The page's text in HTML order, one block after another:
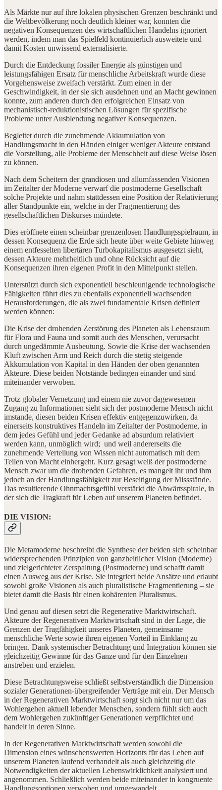
Als Märkte nur auf ihre lokalen physischen Grenzen beschränkt und
die Weltbevölkerung noch deutlich kleiner war, konnten die
negativen Konsequenzen des wirtschaftlichen Handelns ignoriert
werden, indem man das Spielfeld kontinuierlich ausweitete und
damit Kosten unwissend externalisierte.
Durch die Entdeckung fossiler Energie als günstigen und
leistungsfähigen Ersatz für menschliche Arbeitskraft wurde diese
Vorgehensweise zweifach verstärkt. Zum einen in der
Geschwindigkeit, in der sie sich ausdehnen und an Macht gewinnen
konnte, zum anderen durch den erfolgreichen Einsatz von
mechanistisch-reduktionistischen Lösungen für spezifische
Probleme unter Ausblendung negativer Konsequenzen.
Begleitet durch die zunehmende Akkumulation von
Handlungsmacht in den Händen einiger weniger Akteure entstand
die Vorstellung, alle Probleme der Menschheit auf diese Weise lösen
zu können.
Nach dem Scheitern der grandiosen und allumfassenden Visionen
im Zeitalter der Moderne verwarf die postmoderne Gesellschaft
solche Projekte und nahm stattdessen eine Position der Relativierung
aller Standpunkte ein, welche in der Fragmentierung des
gesellschaftlichen Diskurses mündete.
Dies eröffnete einen scheinbar grenzenlosen Handlungsspielraum, in
dessen Konsequenz die Erde sich heute über weite Gebiete hinweg
einem entfesselten libertären Turbokapitalismus ausgesetzt sieht,
dessen Akteure mehrheitlich und ohne Rücksicht auf die
Konsequenzen ihren eigenen Profit in den Mittelpunkt stellen.
Unterstützt durch sich exponentiell beschleunigende technologische
Fähigkeiten führt dies zu ebenfalls exponentiell wachsenden
Herausforderungen, die als zwei fundamentale Krisen definiert
werden können:
Die Krise der drohenden Zerstörung des Planeten als Lebensraum
für Flora und Fauna und somit auch des Menschen, verursacht
durch ungedämmte Ausbeutung. Sowie die Krise der wachsenden
Kluft zwischen Arm und Reich durch die stetig steigende
Akkumulation von Kapital in den Händen der oben genannten
Akteure. Diese beiden Notstände bedingen einander und sind
miteinander verwoben.
Trotz globaler Vernetzung und einem nie zuvor dagewesenen
Zugang zu Informationen sieht sich der postmoderne Mensch nicht
imstande, diesen beiden Krisen effektiv entgegenzuwirken, da
einerseits konstruktives Handeln im Zeitalter der Postmoderne, in
dem jedes Gefühl und jeder Gedanke ad absurdum relativiert
werden kann, unmöglich wird; und weil andererseits die
zunehmende Verteilung von Wissen nicht automatisch mit dem
Teilen von Macht einhergeht. Kurz gesagt weiß der postmoderne
Mensch zwar um die drohenden Gefahren, es mangelt ihr und ihm
jedoch an der Handlungsfähigkeit zur Beseitigung der Missstände.
Das resultierende Ohnmachtsgefühl verstärkt die Abwärtsspirale, in
der sich die Tragkraft für Leben auf unserem Planeten befindet.
DIE VISION:
Die Metamoderne beschreibt die Synthese der beiden sich scheinbar
widersprechenden Prinzipien von ganzheitlicher Vision (Moderne)
und zielgerichteter Zerspaltung (Postmoderne) und schafft damit
einen Ausweg aus der Krise. Sie integriert beide Ansätze und erlaubt
sowohl große Visionen als auch pluralistische Fragmentierung – sie
bietet damit die Basis für einen kohärenten Pluralismus.
Und genau auf diesen setzt die Regenerative Marktwirtschaft.
Akteure der Regenerativen Marktwirtschaft sind in der Lage, die
Grenzen der Tragfähigkeit unseres Planeten, gemeinsame
menschliche Werte sowie ihren eigenen Vorteil in Einklang zu
bringen. Dank systemischer Betrachtung und Integration können sie
gleichzeitig Gewinne für das Ganze und für den Einzelnen
anstreben und erzielen.
Diese Betrachtungsweise schließt selbstverständlich die Dimension
sozialer Generationen-übergreifender Verträge mit ein. Der Mensch
in der Regenerativen Marktwirtschaft sorgt sich nicht nur um das
Wohlergehen aktuell lebender Menschen, sondern fühlt sich auch
dem Wohlergehen zukünftiger Generationen verpflichtet und
handelt in deren Sinne.
In der Regenerativen Marktwirtschaft werden sowohl die
Dimension eines wünschenswerten Horizonts für das Leben auf
unserem Planeten laufend verhandelt als auch gleichzeitig die
Notwendigkeiten der aktuellen Lebenswirklichkeit analysiert und
angenommen. Schließlich werden beide miteinander in kongruente
Handlungsoptionen verwoben und umgewandelt.